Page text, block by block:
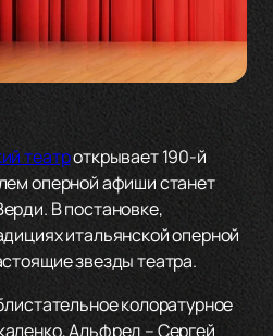
театроткрывает 190-й
оперной афиши станет
В постановке,
итальянской оперной
звезды театра.
колоратурное
Альфред – Сергей